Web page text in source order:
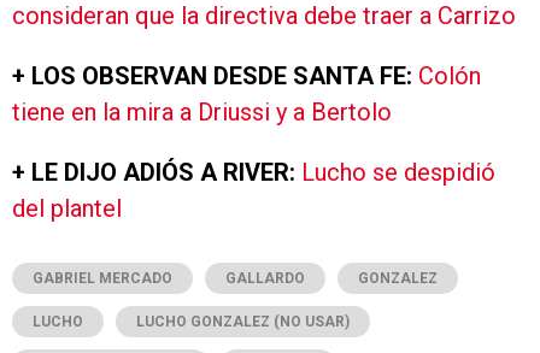
consideran que la directiva debe traer a Carrizo
+ LOS OBSERVAN DESDE SANTA FE: Colón
tiene en la mira a Driussi y a Bertolo
+ LE DIJO ADIÓS A RIVER: Lucho se despidió
del plantel
GABRIEL MERCADO GALLARDO GONZALEZ
LUCHO LUCHO GONZALEZ (NO USAR)